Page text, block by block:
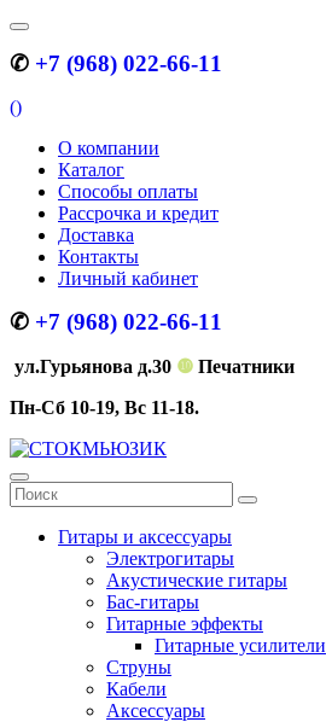
✆ +7 (968) 022-66-11
()
О компании
Каталог
Способы оплаты
Рассрочка и кредит
Доставка
Контакты
Личный кабинет
✆ +7 (968) 022-66-11
ул.Гурьянова д.30 ❿ Печатники
Пн-Сб 10-19, Вс 11-18.
Гитары и аксессуары
Электрогитары
Акустические гитары
Бас-гитары
Гитарные эффекты
Гитарные усилители
Струны
Кабели
Аксессуары